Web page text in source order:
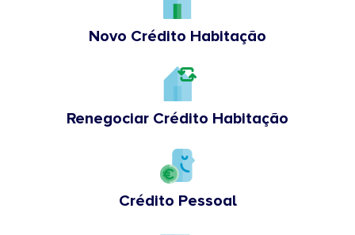
Novo Crédito Habitação
Renegociar Crédito Habitação
Crédito Pessoal